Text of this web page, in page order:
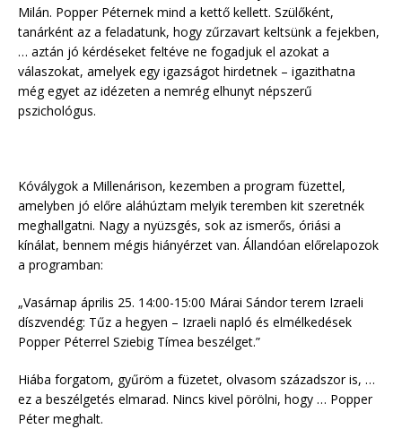
Milán. Popper Péternek mind a kettő kellett. Szülőként,
tanárként az a feladatunk, hogy zűrzavart keltsünk a fejekben,
… aztán jó kérdéseket feltéve ne fogadjuk el azokat a
válaszokat, amelyek egy igazságot hirdetnek – igazithatna
még egyet az idézeten a nemrég elhunyt népszerű
pszichológus.
Kóválygok a Millenárison, kezemben a program füzettel,
amelyben jó előre aláhúztam melyik teremben kit szeretnék
meghallgatni. Nagy a nyüzsgés, sok az ismerős, óriási a
kínálat, bennem mégis hiányérzet van. Állandóan előrelapozok
a programban:
„Vasárnap április 25. 14:00-15:00 Márai Sándor terem Izraeli
díszvendég: Tűz a hegyen – Izraeli napló és elmélkedések
Popper Péterrel Sziebig Tímea beszélget.”
Hiába forgatom, gyűröm a füzetet, olvasom századszor is, …
ez a beszélgetés elmarad. Nincs kivel pörölni, hogy … Popper
Péter meghalt.